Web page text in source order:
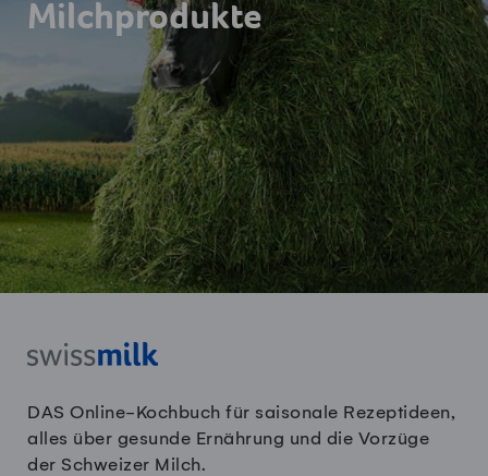
Milchprodukte
DAS Online-Kochbuch für saisonale Rezeptideen,
alles über gesunde Ernährung und die Vorzüge
der Schweizer Milch.